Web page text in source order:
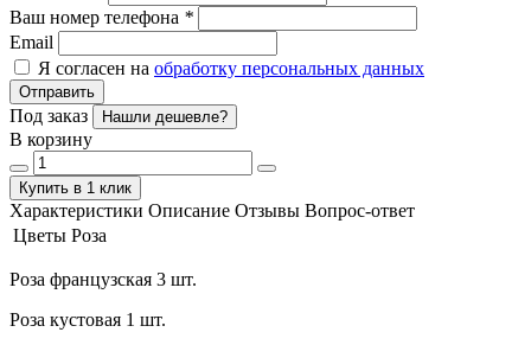
Ваш номер телефона *
Email
Я согласен на обработку персональных данных
Отправить
Под заказ Нашли дешевле?
В корзину
Купить в 1 клик
Характеристики Описание Отзывы Вопрос-ответ
Цветы Роза
Роза французская 3 шт.
Роза кустовая 1 шт.